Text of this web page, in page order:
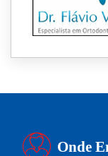
Onde